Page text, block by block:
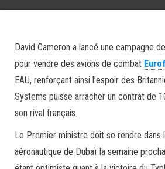
David Cameron a lancé une campagne
pour vendre des avions de combat
EAU, renforçant ainsi l’espoir des
Systems puisse arracher un contrat de
son rival français.
Le Premier ministre doit se rendre dans
aéronautique de Dubaï la semaine